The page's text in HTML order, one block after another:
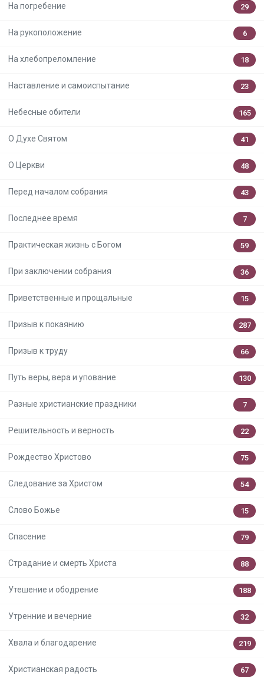
На погребение 29
На рукоположение 6
На хлебопреломление 18
Наставление и самоиспытание 23
Небесные обители 165
О Духе Святом 41
О Церкви 48
Перед началом собрания 43
Последнее время 7
Практическая жизнь с Богом 59
При заключении собрания 36
Приветственные и прощальные 15
Призыв к покаянию 287
Призыв к труду 66
Путь веры, вера и упование 130
Разные христианские праздники 7
Решительность и верность 22
Рождество Христово 75
Следование за Христом 54
Слово Божье 15
Спасение 79
Страдание и смерть Христа 88
Утешение и ободрение 188
Утренние и вечерние 32
Хвала и благодарение 219
Христианская радость 67